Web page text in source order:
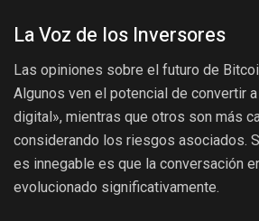
La Voz de los Inversores
Las opiniones sobre el futuro de
Algunos ven el potencial de convertir
digital», mientras que otros son más
considerando los riesgos asociados.
es innegable es que la conversación
evolucionado significativamente.